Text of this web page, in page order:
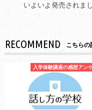
いよいよ発売されま
RECOMMEND こちらの
入学体験講座の感想アン